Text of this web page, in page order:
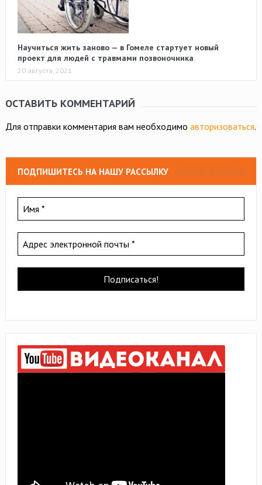
Научиться жить заново — в Гомеле стартует новый
проект для людей с травмами позвоночника
20 августа, 2021
ОСТАВИТЬ КОММЕНТАРИЙ
Для отправки комментария вам необходимо авторизоваться.
ПОДПИШИТЕСЬ НА НАШУ РАССЫЛКУ